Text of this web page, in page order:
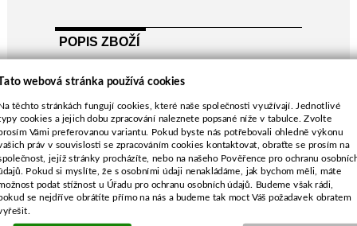
POPIS ZBOŽÍ
výkon 5,5 HP
S-TYPE kliková hřídel 20,0x53,0 mm
Návod k obsluze naleznete ve složce
SOUBORY
Důležité upozornění pro údržbu :
každý den je nutné provádět kontrolu
vzduchového filtru, odstranit nečistoty a
dotáhnout upevňovací matici krytu filtru
webová stránka používá cookies
těchto stránkách fungují cookies, které naše společnosti využívají. Jednotlivé
cookies a jejich dobu zpracování naleznete popsané níže v tabulce. Zvolte
Vámi preferovanou variantu. Pokud byste nás potřebovali ohledně výkonu
práv v souvislosti se zpracováním cookies kontaktovat, obraťte se prosím na
jejíž stránky procházíte, nebo na našeho Pověřence pro ochranu
Pokud si myslíte, že s osobními údaji nenakládáme, jak bychom měli, máte
podat stížnost u Úřadu pro ochranu osobních údajů. Budeme však rádi,
se nejdříve obrátíte přímo na nás a budeme tak moct Váš požadavek obratem